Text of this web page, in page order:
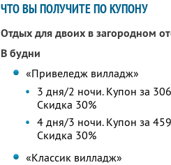
ЧТО ВЫ ПОЛУЧИТЕ ПО КУПОНУ
Отдых для двоих в загородном
В будни
«Привеледж вилладж»
3 дня/2 ночи. Купон за
Скидка 30%
4 дня/3 ночи. Купон за
Скидка 30%
«Классик вилладж»